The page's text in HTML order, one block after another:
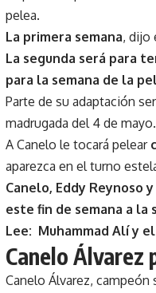
pelea.
La primera semana, dijo
La segunda será para
para la semana de la
Parte de su adaptación
madrugada del 4 de mayo.
A Canelo le tocará pelear
aparezca en el turno
Canelo, Eddy Reynoso
este fin de semana a la
Lee: Muhammad Alí y
Canelo Álvarez
Canelo Álvarez,